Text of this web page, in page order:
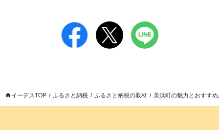
イーデスTOP ふるさと納税 ふるさと納税の取材 美浜町の魅力とおすす